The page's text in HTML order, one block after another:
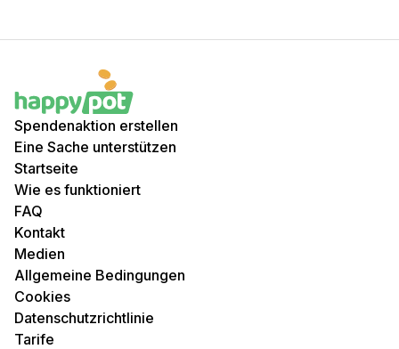
Spendenaktion erstellen
Eine Sache unterstützen
Startseite
Wie es funktioniert
FAQ
Kontakt
Medien
Allgemeine Bedingungen
Cookies
Datenschutzrichtlinie
Tarife